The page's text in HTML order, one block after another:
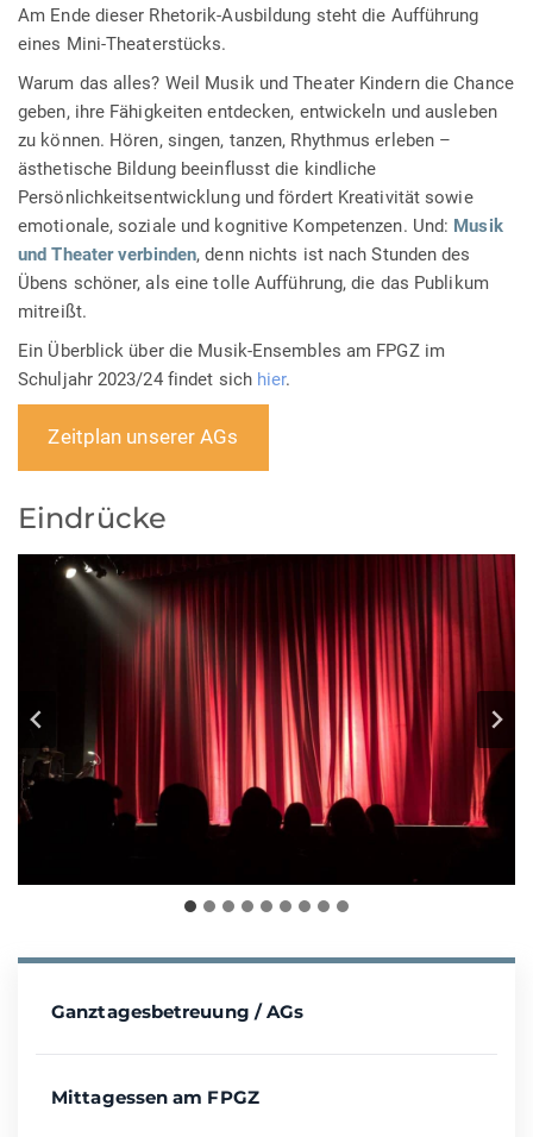
Am Ende dieser Rhetorik-Ausbildung steht die Aufführung
eines Mini-Theaterstücks.
Warum das alles? Weil Musik und Theater Kindern die Chance
geben, ihre Fähigkeiten entdecken, entwickeln und ausleben
zu können. Hören, singen, tanzen, Rhythmus erleben –
ästhetische Bildung beeinflusst die kindliche
Persönlichkeitsentwicklung und fördert Kreativität sowie
emotionale, soziale und kognitive Kompetenzen. Und: Musik
und Theater verbinden, denn nichts ist nach Stunden des
Übens schöner, als eine tolle Aufführung, die das Publikum
mitreißt.
Ein Überblick über die Musik-Ensembles am FPGZ im
Schuljahr 2023/24 findet sich hier.
Zeitplan unserer AGs
Eindrücke
Ganztagesbetreuung / AGs
Mittagessen am FPGZ